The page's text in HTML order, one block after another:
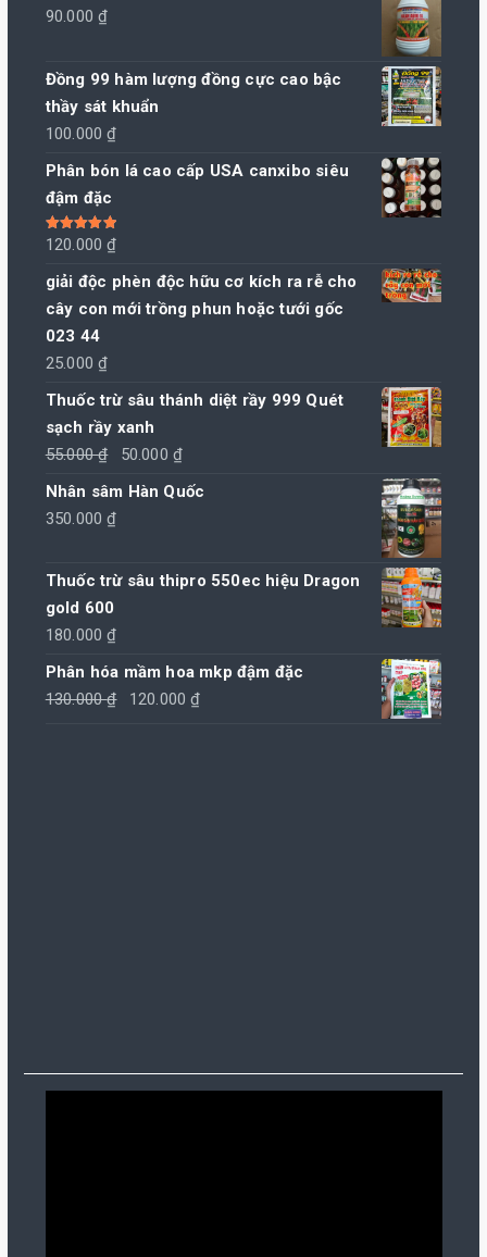
90.000₫
Đồng 99 hàm lượng đồng cực cao bậc
thầy sát khuẩn
100.000₫
Phân bón lá cao cấp USA canxibo siêu
đậm đặc
Được xếp
hạng 5.00 5
120.000₫
giải độc phèn độc hữu cơ kích ra rễ cho
cây con mới trồng phun hoặc tưới gốc
023 44
25.000₫
Thuốc trừ sâu thánh diệt rầy 999 Quét
sạch rầy xanh
55.000₫
Giá
gốc
là:
50.000 ₫
hiện
Nhân sâm Hàn Quốc
350.000₫
Thuốc trừ sâu thipro 550ec hiệu Dragon
gold 600
180.000₫
Phân hóa mầm hoa mkp đậm đặc
130.000₫
Giá
120.000₫